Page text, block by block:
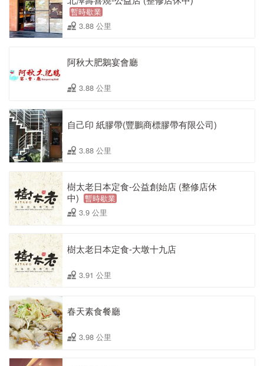
暫時歇業
3.88 公里
阿秋大肥鵝宴會廳
3.88 公里
自己印 紙膠帶(豐鵬商標膠帶有限公司)
3.88 公里
樹太老日本定食-公益創始店 (整修店休
中) 暫時歇業
3.9 公里
樹太老日本定食-大墩十九店
3.91 公里
春天素食餐廳
3.98 公里